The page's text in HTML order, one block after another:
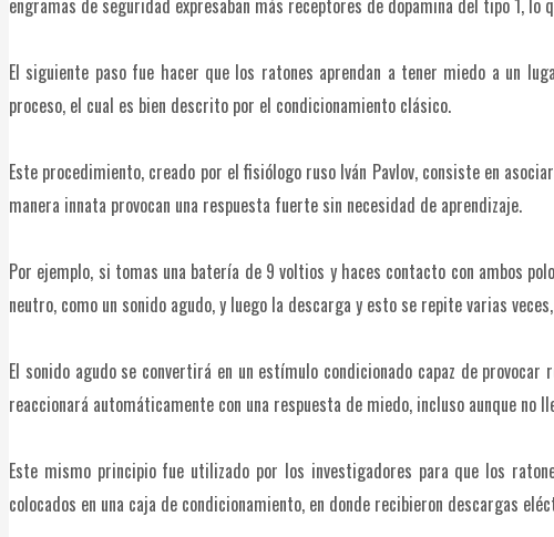
engramas de seguridad expresaban más receptores de dopamina del tipo 1,
El siguiente paso fue hacer que los ratones aprendan a tener miedo a un
proceso, el cual es bien descrito por el condicionamiento clásico.
Este procedimiento, creado por el fisiólogo ruso Iván Pavlov, consiste en
manera innata provocan una respuesta fuerte sin necesidad de aprendizaje.
Por ejemplo, si tomas una batería de 9 voltios y haces contacto con ambos
neutro, como un sonido agudo, y luego la descarga y esto se repite varias
El sonido agudo se convertirá en un estímulo condicionado capaz de
reaccionará automáticamente con una respuesta de miedo, incluso aunque no
Este mismo principio fue utilizado por los investigadores para que los
colocados en una caja de condicionamiento, en donde recibieron descargas